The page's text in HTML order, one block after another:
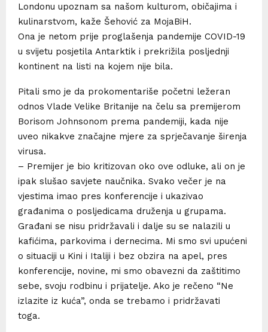
Londonu upoznam sa našom kulturom, običajima i
kulinarstvom, kaže Šehović za MojaBiH.
Ona je netom prije proglašenja pandemije COVID-19
u svijetu posjetila Antarktik i prekrižila posljednji
kontinent na listi na kojem nije bila.
Pitali smo je da prokomentariše početni ležeran
odnos Vlade Velike Britanije na čelu sa premijerom
Borisom Johnsonom prema pandemiji, kada nije
uveo nikakve značajne mjere za sprječavanje širenja
virusa.
– Premijer je bio kritizovan oko ove odluke, ali on je
ipak slušao savjete naučnika. Svako večer je na
vjestima imao pres konferencije i ukazivao
građanima o posljedicama druženja u grupama.
Građani se nisu pridržavali i dalje su se nalazili u
kafićima, parkovima i dernecima. Mi smo svi upućeni
o situaciji u Kini i Italiji i bez obzira na apel, pres
konferencije, novine, mi smo obavezni da zaštitimo
sebe, svoju rodbinu i prijatelje. Ako je rečeno “Ne
izlazite iz kuća”, onda se trebamo i pridržavati
toga.